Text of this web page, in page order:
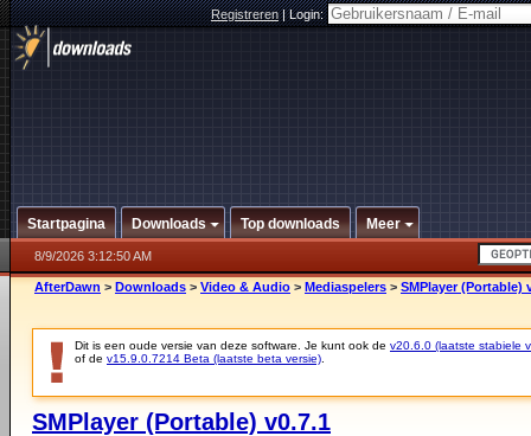
Registreren|Login:
Startpagina Downloads Top downloads Meer
8/9/2026 3:12:50 AM
AfterDawn > Downloads > Video & Audio > Mediaspelers > SMPlayer (Portable)
Dit is een oude versie van deze software. Je kunt ook de v20.6.0 (laatste stabiele
of de v15.9.0.7214 Beta (laatste beta versie)
SMPlayer (Portable) v0.7.1